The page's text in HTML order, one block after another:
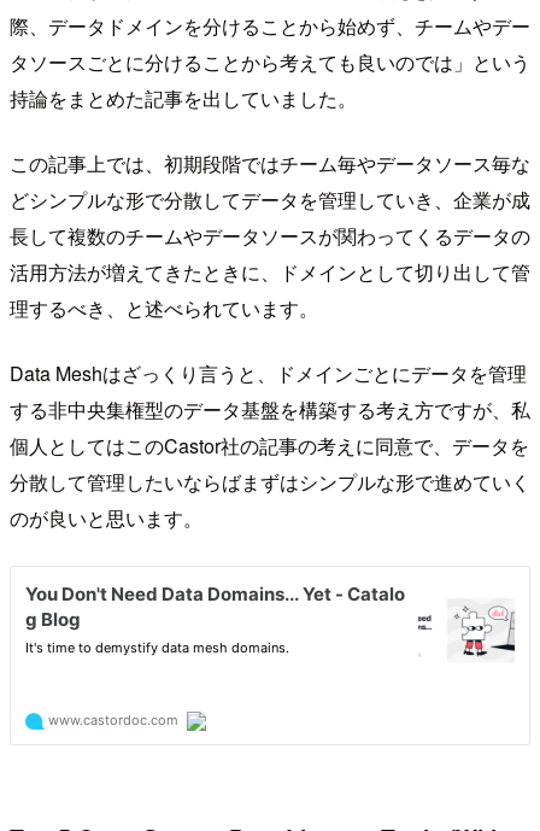
際、データドメインを分けることから始めず、チームやデー
タソースごとに分けることから考えても良いのでは」という
持論をまとめた記事を出していました。
この記事上では、初期段階ではチーム毎やデータソース毎な
どシンプルな形で分散してデータを管理していき、企業が成
長して複数のチームやデータソースが関わってくるデータの
活用方法が増えてきたときに、ドメインとして切り出して管
理するべき、と述べられています。
Data Meshはざっくり言うと、ドメインごとにデータを管理
する非中央集権型のデータ基盤を構築する考え方ですが、私
個人としてはこのCastor社の記事の考えに同意で、データを
分散して管理したいならばまずはシンプルな形で進めていく
のが良いと思います。